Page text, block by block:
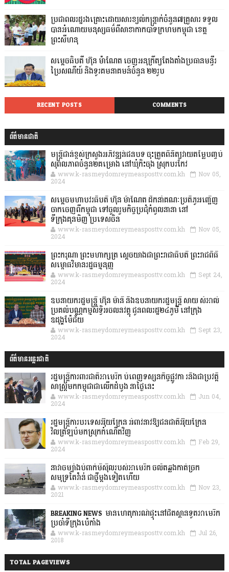
ប្រជាពលរដ្ឋរងគ្រោះដោយសារខ្យល់កន្ត្រាក់ចំនួន៧គ្រួសារ ទទួល
បានអំណោយមនុស្សធម៌ពីសាខាកាកបាទក្រហមកម្ពុជា ខេត្ត
ព្រះសីហនុ
សម្តេចធិបតី ហ៊ុន ម៉ាណែត ចេញអនុក្រឹត្យតែងតាំងប្រធានមន្ទីរ
ប្រៃសណីយ៍ និងទូរគមនាគមន៍ចំនួន ២២រូប
RECENT POSTS COMMENTS
ព័ត៌មានជាតិ
មន្ត្រីជាន់ខ្ពស់ក្រសួងអភិវឌ្ឍន៍ជនបទ ចុះត្រួតពិនិត្យវាយតម្លៃបញ្ចប់
សុពលភាពចំនួន២គម្រោង នៅឃុំកិះចុង ស្រុកបរកែវ
www.k-rasmeydomreymeasposttv.com.kh Nov 05,
2024
សម្តេចមហាបវរធិបតី ហ៊ុន ម៉ាណែត ដឹកនាំគណៈប្រតិភូអញ្ជើញ
ចាកចេញពីកម្ពុជា ទៅចូលរួមកិច្ចប្រជុំកំពូលនានា នៅ
ទីក្រុងគុនមិញ ប្រទេសចិន
www.k-rasmeydomreymeasposttv.com.kh Nov 05,
2024
ព្រះករុណា ព្រះមហាក្សត្រ ស្តេចយាងជាព្រះរាជាធិបតី ព្រះរាជពិធី
សម្ពោធវិមានរដ្ឋធម្មនុញ្ញ
www.k-rasmeydomreymeasposttv.com.kh Sept 24,
2024
ឧបនាយករដ្ឋមន្ដ្រី ហ៊ុន ម៉ានី និងឧបនាយករដ្ឋមន្ដ្រី សាយ សំអាល់
ប្រគល់បណ្ណកម្មសិទ្ធិអចលនវត្ថុ ជូនពលរដ្ឋ២៤ភូមិ នៅក្រុង
ឧដុង្គម៉ែជ័យ
www.k-rasmeydomreymeasposttv.com.kh Sept 23,
2024
ព័ត៌មានអន្តរជាតិ
រដ្ឋមន្រ្តីការពារជាតិអាមេរិក បំពេញទស្សនកិច្ចផ្លូវកា រនិងជាប្រវត្តិ
សាស្រ្តមកកម្ពុជាជាលើកដំបូង នាថ្ងៃនេះ
www.k-rasmeydomreymeasposttv.com.kh Jun 04,
2024
រដ្ឋមន្ត្រីការបរទេសអ៊ុយក្រែន អំពាវនាវឱ្យជនជាតិអ៊ុយក្រែន
វិលត្រឡប់មកស្រុកកំណើតវិញ
www.k-rasmeydomreymeasposttv.com.kh Feb 29,
2024
នាវាចម្បាំងបំពាក់មីស៊ីលរបស់អាមេរិក ចល័តឆ្លងកាត់ច្រក
សមុទ្រតៃវ៉ាន់ ជាថ្មីម្តងទៀតហើយ
www.k-rasmeydomreymeasposttv.com.kh Nov 23,
2021
BREAKING NEWS: មានហេតុការណ៍ផ្ទុះនៅជិតស្ថានទូតអាមេរិក
ប្រចាំទីក្រុងប៉េកាំង
www.k-rasmeydomreymeasposttv.com.kh Jul 26,
2018
TOTAL PAGEVIEWS